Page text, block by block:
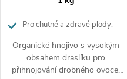
Pro chutné a zdravé plody.
Organické hnojivo s vysokým
obsahem draslíku pro
přihnojování drobného ovoce.